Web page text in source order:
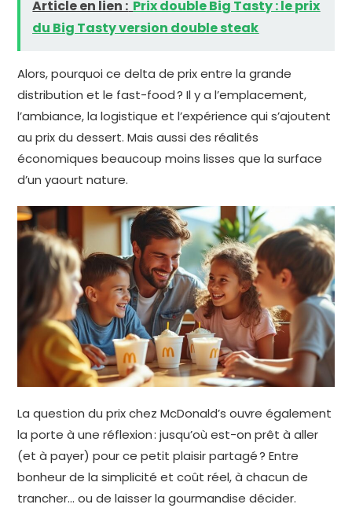
Article en lien : Prix double Big Tasty : le prix
du Big Tasty version double steak
Alors, pourquoi ce delta de prix entre la grande
distribution et le fast-food ? Il y a l’emplacement,
l’ambiance, la logistique et l’expérience qui s’ajoutent
au prix du dessert. Mais aussi des réalités
économiques beaucoup moins lisses que la surface
d’un yaourt nature.
La question du prix chez McDonald’s ouvre également
la porte à une réflexion : jusqu’où est-on prêt à aller
(et à payer) pour ce petit plaisir partagé ? Entre
bonheur de la simplicité et coût réel, à chacun de
trancher… ou de laisser la gourmandise décider.